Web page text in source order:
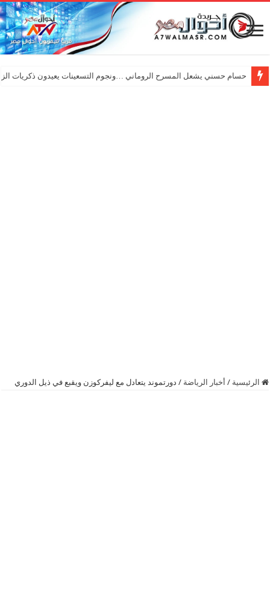
حسام حسني يشعل المسرح الروماني …ونجوم التسعينات يعيدون ذكريات
الرئيسية / أخبار الرياضة / دورتموند يتعادل مع ليفركوزن ويقبع في ذيل الدوري